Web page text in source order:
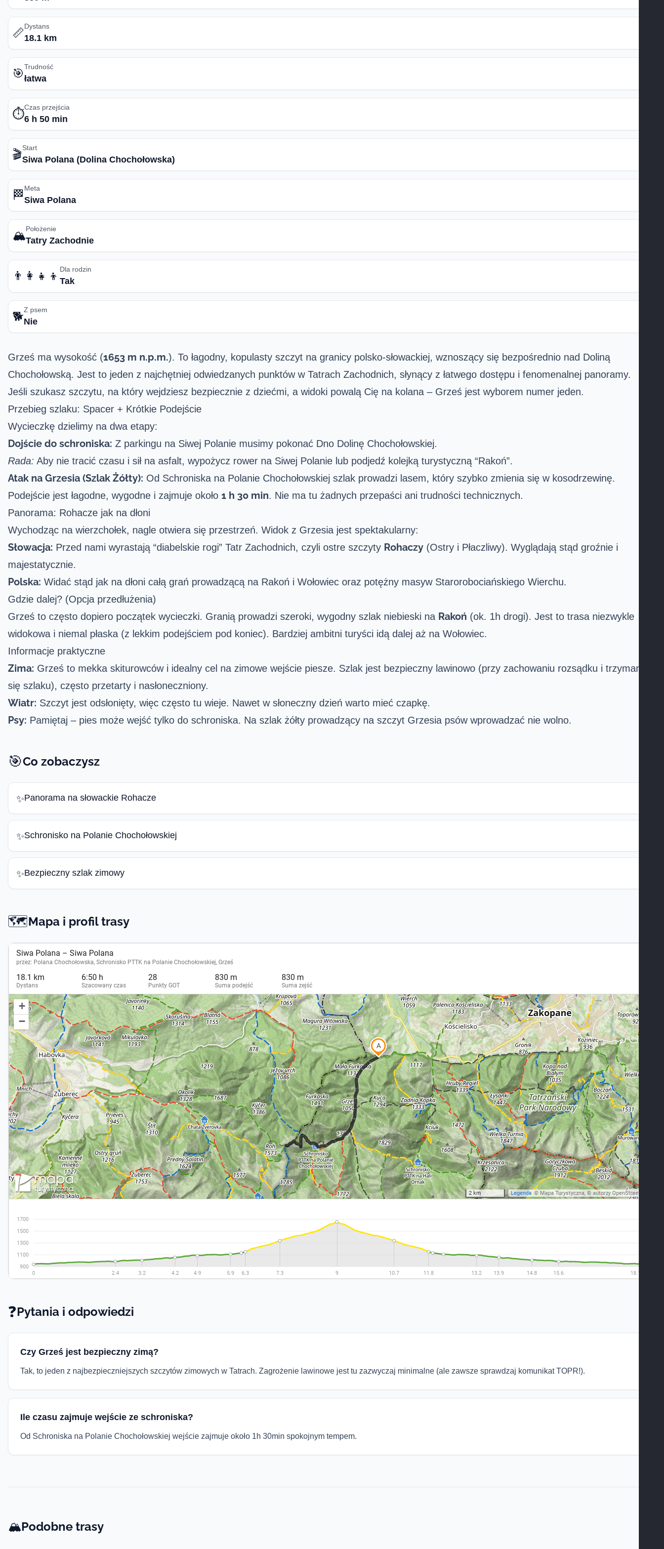
📏Dystans
18.1 km
🎯Trudność
łatwa
⏱️Czas przejścia
6 h 50 min
🎬Start
Siwa Polana (Dolina Chochołowska)
🏁 Meta
Siwa Polana
🏔️Położenie
Tatry Zachodnie
👨‍👩‍👧‍👦 Dla rodzin
Tak
🐕Z psem
Nie
Grześ ma wysokość (1653 m n.p.m.). To łagodny, kopulasty szczyt na granicy polsko-słowackiej, wznoszący się bezpośrednio nad Doliną
Chochołowską. Jest to jeden z najchętniej odwiedzanych punktów w Tatrach Zachodnich, słynący z łatwego dostępu i fenomenalnej panoramy.
Jeśli szukasz szczytu, na który wejdziesz bezpiecznie z dziećmi, a widoki powalą Cię na kolana – Grześ jest wyborem numer jeden.
Przebieg szlaku: Spacer + Krótkie Podejście
Wycieczkę dzielimy na dwa etapy:
Dojście do schroniska: Z parkingu na Siwej Polanie musimy pokonać Dno Dolinę Chochołowskiej.
Rada: Aby nie tracić czasu i sił na asfalt, wypożycz rower na Siwej Polanie lub podjedź kolejką turystyczną “Rakoń”.
Atak na Grzesia (Szlak Żółty): Od Schroniska na Polanie Chochołowskiej szlak prowadzi lasem, który szybko zmienia się w kosodrzewinę.
Podejście jest łagodne, wygodne i zajmuje około 1 h 30 min. Nie ma tu żadnych przepaści ani trudności technicznych.
Panorama: Rohacze jak na dłoni
Wychodząc na wierzchołek, nagle otwiera się przestrzeń. Widok z Grzesia jest spektakularny:
Słowacja: Przed nami wyrastają “diabelskie rogi” Tatr Zachodnich, czyli ostre szczyty Rohaczy (Ostry i Płaczliwy). Wyglądają stąd groźnie i
majestatycznie.
Polska: Widać stąd jak na dłoni całą grań prowadzącą na Rakoń i Wołowiec oraz potężny masyw Starorobociańskiego Wierchu.
Gdzie dalej? (Opcja przedłużenia)
Grześ to często dopiero początek wycieczki. Granią prowadzi szeroki, wygodny szlak niebieski na Rakoń (ok. 1h drogi). Jest to trasa niezwykle
widokowa i niemal płaska (z lekkim podejściem pod koniec). Bardziej ambitni turyści idą dalej aż na Wołowiec.
Informacje praktyczne
Zima: Grześ to mekka skiturowców i idealny cel na zimowe wejście piesze. Szlak jest bezpieczny lawinowo (przy zachowaniu rozsądku i trzymaniu
się szlaku), często przetarty i nasłoneczniony.
Wiatr: Szczyt jest odsłonięty, więc często tu wieje. Nawet w słoneczny dzień warto mieć czapkę.
Psy: Pamiętaj – pies może wejść tylko do schroniska. Na szlak żółty prowadzący na szczyt Grzesia psów wprowadzać nie wolno.
🎯Co zobaczysz
✨Panorama na słowackie Rohacze
✨Schronisko na Polanie Chochołowskiej
✨Bezpieczny szlak zimowy
🗺️Mapa -
Mapa i profil trasy
❓Pytania i odpowiedzi -
Pytania i odpowiedzi
Czy Grześ jest bezpieczny zimą?
Tak, to jeden z najbezpieczniejszych szczytów zimowych w Tatrach. Zagrożenie lawinowe jest tu zazwyczaj minimalne (ale zawsze sprawdzaj komunikat TOPR!).
Ile czasu zajmuje wejście ze schroniska?
Od Schroniska na Polanie Chochołowskiej wejście zajmuje około 1h 30min spokojnym tempem.
🏔️Podobne trasy